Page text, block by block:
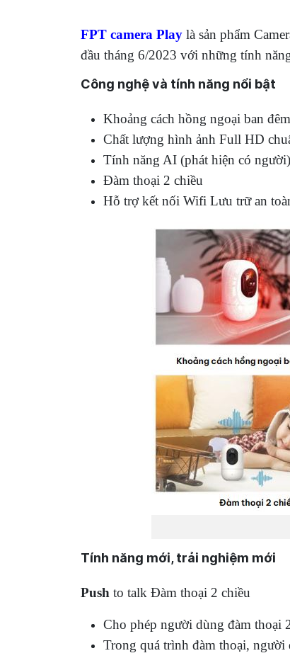
FPT camera Play là sản phẩm
đầu tháng 6/2023 với những tính
Công nghệ và tính năng nổi bật
Khoảng cách hồng ngoại ban
Chất lượng hình ảnh Full HD
Tính năng AI (phát hiện có người)
Đàm thoại 2 chiều
Hỗ trợ kết nối Wifi Lưu trữ an
Tính năng mới, trải nghiệm mới
Push to talk Đàm thoại 2 chiều
Cho phép người dùng đàm thoại
Trong quá trình đàm thoại, người